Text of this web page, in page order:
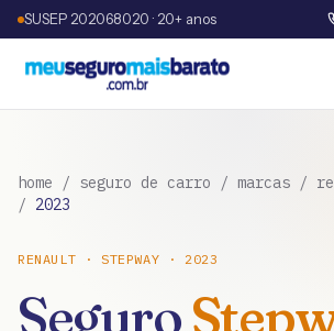
SUSEP 202068020 · 20+ anos
home / seguro de carro / marcas /
/ 2023
RENAULT ·STEPWAY · 2023
Seguro